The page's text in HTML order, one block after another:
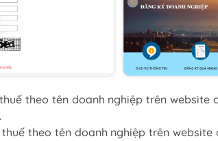
theo tên doanh nghiệp trên website
.
theo tên doanh nghiệp trên